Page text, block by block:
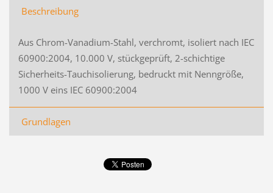
Beschreibung
Aus Chrom-Vanadium-Stahl, verchromt, isoliert nach IEC
60900:2004, 10.000 V, stückgeprüft, 2-schichtige
Sicherheits-Tauchisolierung, bedruckt mit Nenngröße,
1000 V eins IEC 60900:2004
Grundlagen